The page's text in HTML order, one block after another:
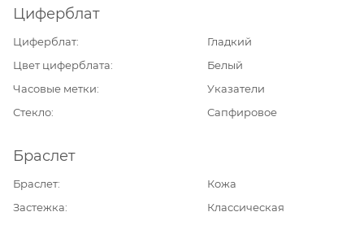
Циферблат
Циферблат
Гладкий
Цвет циферблата
Белый
Часовые метки
Указатели
Стекло
Сапфировое
Браслет
Браслет
Кожа
Застежка
Классическая